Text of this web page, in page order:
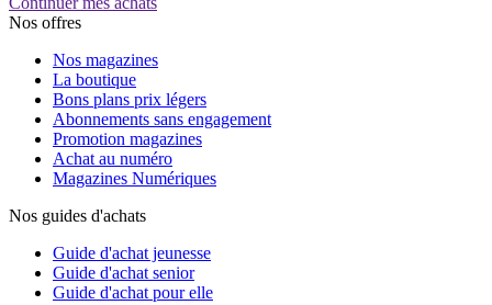
Nos offres
Nos magazines
La boutique
Bons plans prix légers
Abonnements sans engagement
Promotion magazines
Achat au numéro
Magazines Numériques
Nos guides d'achats
Guide d'achat jeunesse
Guide d'achat senior
Guide d'achat pour elle